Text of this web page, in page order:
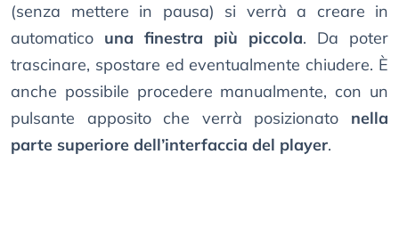
(senza mettere in pausa) si verrà a creare in
automatico una finestra più piccola. Da poter
trascinare, spostare ed eventualmente chiudere. È
anche possibile procedere manualmente, con un
pulsante apposito che verrà posizionato nella
parte superiore dell’interfaccia del player.